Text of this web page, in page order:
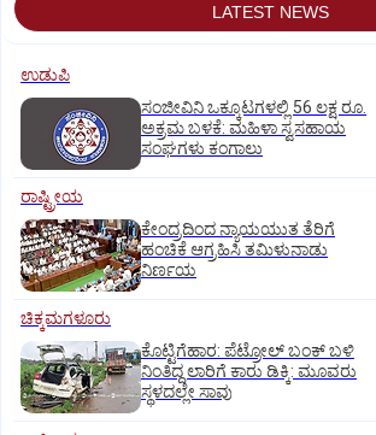
LATEST NEWS
ಉಡುಪಿ
ಸಂಜೀವಿನಿ ಒಕ್ಕೂಟಗಳಲ್ಲಿ 56 ಲಕ್ಷ ರೂ.
ಅಕ್ರಮ ಬಳಕೆ: ಮಹಿಳಾ ಸ್ವಸಹಾಯ
ಸಂಘಗಳು ಕಂಗಾಲು
ರಾಷ್ಟ್ರೀಯ
ಕೇಂದ್ರದಿಂದ ನ್ಯಾಯಯುತ ತೆರಿಗೆ
ಹಂಚಿಕೆ ಆಗ್ರಹಿಸಿ ತಮಿಳುನಾಡು
ನಿರ್ಣಯ
ಚಿಕ್ಕಮಗಳೂರು
ಕೊಟ್ಟಿಗೆಹಾರ: ಪೆಟ್ರೋಲ್ ಬಂಕ್ ಬಳಿ
ನಿಂತಿದ್ದ ಲಾರಿಗೆ ಕಾರು ಡಿಕ್ಕಿ: ಮೂವರು
ಸ್ಥಳದಲ್ಲೇ ಸಾವು